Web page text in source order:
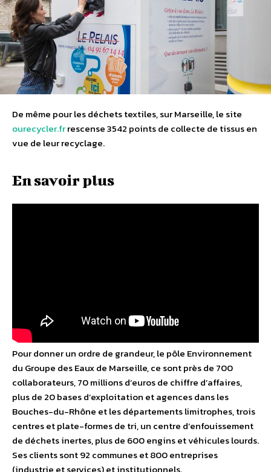
De même pour les déchets textiles, sur Marseille, le site
ourecycler.frrescense 3542 points de collecte de tissus en
vue de leur recyclage.
En savoir plus
Pour donner un ordre de grandeur, le pôle Environnement
du Groupe des Eaux de Marseille, ce sont près de 700
collaborateurs, 70 millions d’euros de chiffre d’affaires,
plus de 20 bases d’exploitation et agences dans les
Bouches-du-Rhône et les départements limitrophes, trois
centres et plate-formes de tri, un centre d’enfouissement
de déchets inertes, plus de 600 engins et véhicules lourds.
Ses clients sont 92 communes et 800 entreprises